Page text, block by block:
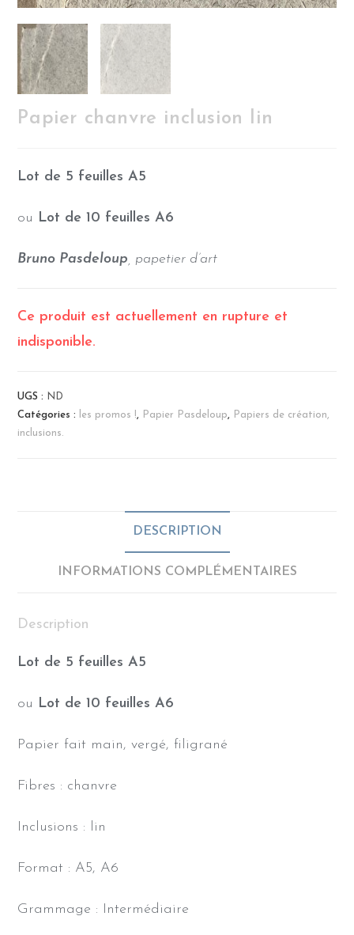
Papier chanvre inclusion lin
Lot de 5 feuilles A5
ou Lot de 10 feuilles A6
Bruno Pasdeloup , papetier d’art
Ce produit est actuellement en rupture et
indisponible.
UGS :
ND
Catégories :
les promos ! Papier Pasdeloup
Papiers de création,
inclusions.
DESCRIPTION
INFORMATIONS COMPLÉMENTAIRES
Description
Lot de 5 feuilles A5
ou Lot de 10 feuilles A6
Papier fait main, vergé, filigrané
Fibres : chanvre
Inclusions : lin
Format : A5, A6
Grammage : Intermédiaire